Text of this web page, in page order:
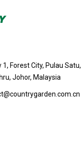
Forest City, Pulau Satu,
Johor, Malaysia